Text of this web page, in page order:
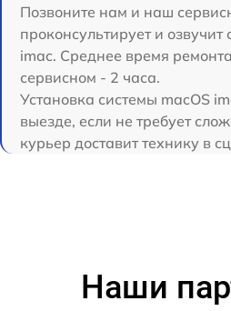
Позвоните нам и наш
проконсультирует и озвучит
imac. Среднее время
сервисном - 2 часа.
Установка системы macOS
выезде, если не требует
курьер доставит технику в
Наши